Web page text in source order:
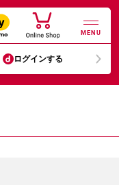
MENU
ログインする